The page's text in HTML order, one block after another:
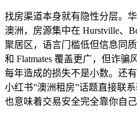
找房渠道本身就有隐性分层。
澳洲，房源集中在 Hurstville、
聚居区，语言门槛低但信息同质
和 Flatmates 覆盖更广，但诈
每年造成的损失不是小数。还
小红书”澳洲租房”话题直接联
也意味着交易安全完全靠你自